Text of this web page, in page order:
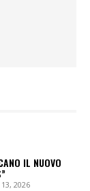
IL NUOVO
2026